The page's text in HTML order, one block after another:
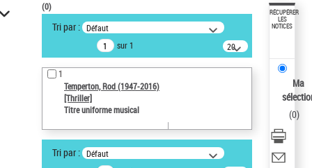
VOTRE RECHERCHE
Recherche avancée dans les
notices d’autorité
Œuvres liées à l'auteur :
Temperton, Rod (1947-2016)
Sauvegarder votre recherche
AFFINER
Type de notice d'autorité
(0)
Tri par : Défaut
sur 1
20
résultats/page
1
Temperton, Rod (1947-2016)
[Thriller]
Titre uniforme musical
Tri par : Défaut
RÉCUPÉRER
LES
NOTICES
Ma
(0)